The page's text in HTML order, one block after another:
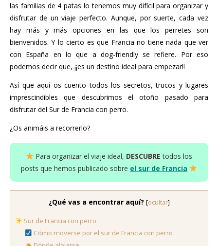
las familias de 4 patas lo tenemos muy difícil para organizar y
disfrutar de un viaje perfecto. Aunque, por suerte, cada vez
hay más y más opciones en las que los perretes son
bienvenidos. Y lo cierto es que Francia no tiene nada que ver
con España en lo que a dog-friendly se refiere. Por eso
podemos decir que, ¡¡es un destino ideal para empezar!!
Así que aquí os cuento todos los secretos, trucos y lugares
imprescindibles que descubrimos el otoño pasado para
disfrutar del Sur de Francia con perro.
¿Os animáis a recorrerlo?
Para organizar el viaje ideal, DESCUBREtodos los
posts que hemos publicado sobre el sur de Francia
¿Qué vas a encontrar aquí? [ocultar]
Sur de Francia con perro
Cómo moverse por el sur de Francia con perro